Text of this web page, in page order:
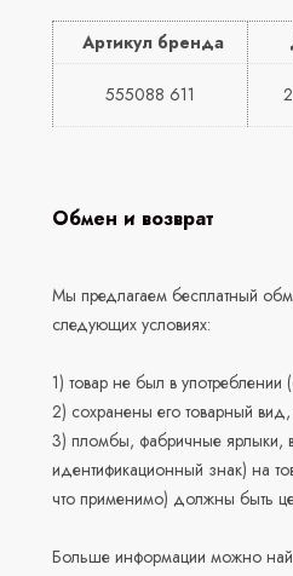
Артикул бренда
555088 611
Обмен и возврат
Мы предлагаем бесплатный
следующих условиях:
1) товар не был в
2) сохранены его товарный вид,
3) пломбы, фабричные ярлыки,
идентификационный знак) на
что применимо) должны быть
Больше информации можно